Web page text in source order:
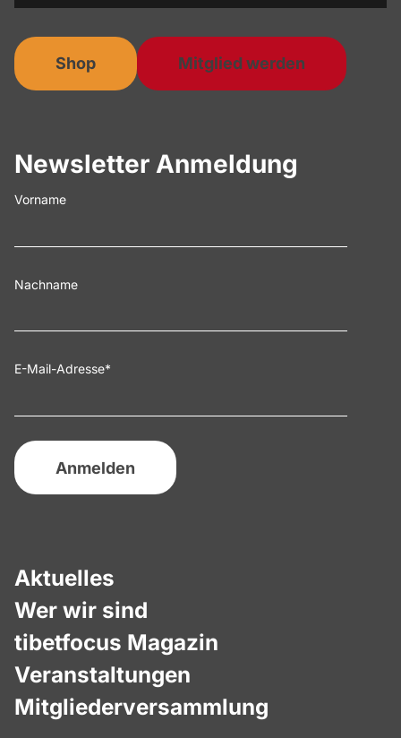
Aktuelles
Wer wir sind
tibetfocus Magazin
Veranstaltungen
Mitgliederversammlung
Shop Mitglied werden
Newsletter Anmeldung
Vorname
Nachname
E-Mail-Adresse*